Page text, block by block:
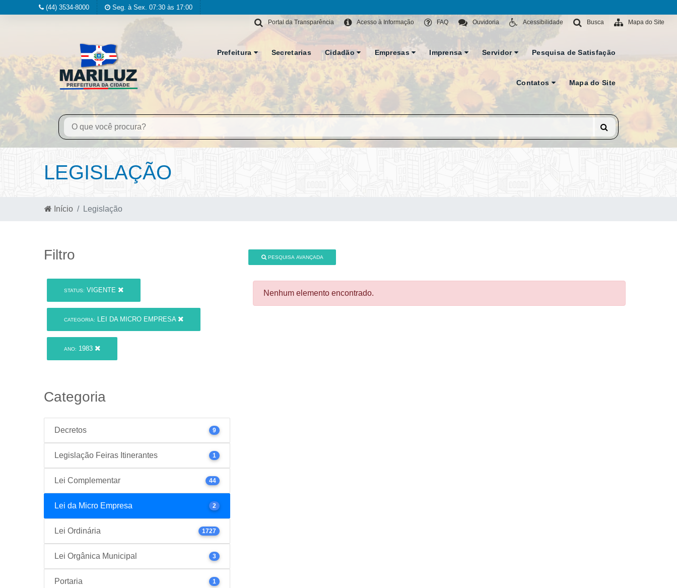
(44) 3534-8000 Seg. à Sex. 07:30 às 17:00
Mapa do Site
Busca
Acessibilidade
Ouvidoria
FAQ
Acesso à Informação
Portal da Transparência
Prefeitura Secretarias Cidadão Empresas Imprensa Servidor Pesquisa de Satisfação
Contatos Mapa do Site
LEGISLAÇÃO
Início Legislação
Filtro
STATUS: VIGENTE
CATEGORIA: LEI DA MICRO EMPRESA
ANO: 1983
Categoria
Decretos 9
Legislação Feiras Itinerantes 1
Lei Complementar 44
Lei da Micro Empresa 2
Lei Ordinária 1727
Lei Orgânica Municipal 3
Portaria 1
PESQUISA AVANÇADA
Nenhum elemento encontrado.